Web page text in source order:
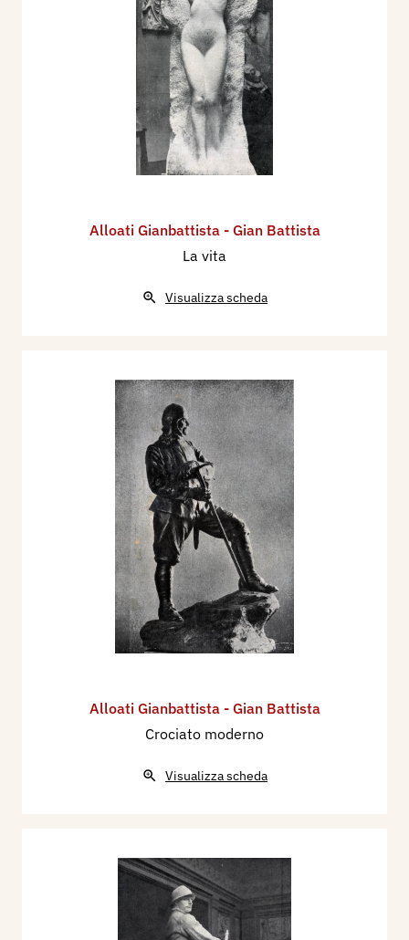
Alloati Gianbattista - Gian Battista
La vita
Visualizza scheda
Alloati Gianbattista - Gian Battista
Crociato moderno
Visualizza scheda